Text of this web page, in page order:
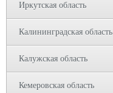
Иркутская область
Калининградская область
Калужская область
Кемеровская область